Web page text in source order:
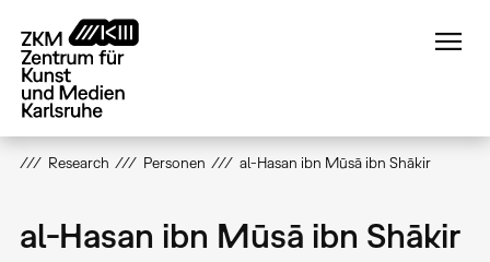
zum
Inhalt
Research Personen al-Hasan ibn Mūsā ibn Shākir
al-Hasan ibn Mūsā ibn Shākir